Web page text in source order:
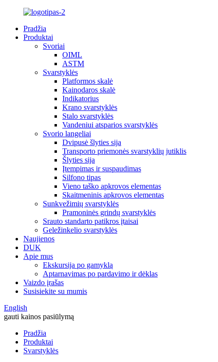
Pradžia
Produktai
Svoriai
OIML
ASTM
Svarstyklės
Platformos skalė
Kainodaros skalė
Indikatorius
Krano svarstyklės
Stalo svarstyklės
Vandeniui atsparios svarstyklės
Svorio langeliai
Dvipusė šlyties sija
Transporto priemonės svarstyklių jutiklis
Šlyties sija
Įtempimas ir suspaudimas
Silfono tipas
Vieno taško apkrovos elementas
Skaitmeninis apkrovos elementas
Sunkvežimių svarstyklės
Pramoninės grindų svarstyklės
Srauto standarto patikros įtaisai
Geležinkelio svarstyklės
Naujienos
DUK
Apie mus
Ekskursija po gamyklą
Aptarnavimas po pardavimo ir dėklas
Vaizdo įrašas
Susisiekite su mumis
English
gauti kainos pasiūlymą
Pradžia
Produktai
Svarstyklės